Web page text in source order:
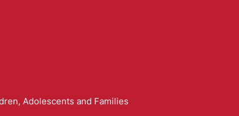
Adolescents and Families